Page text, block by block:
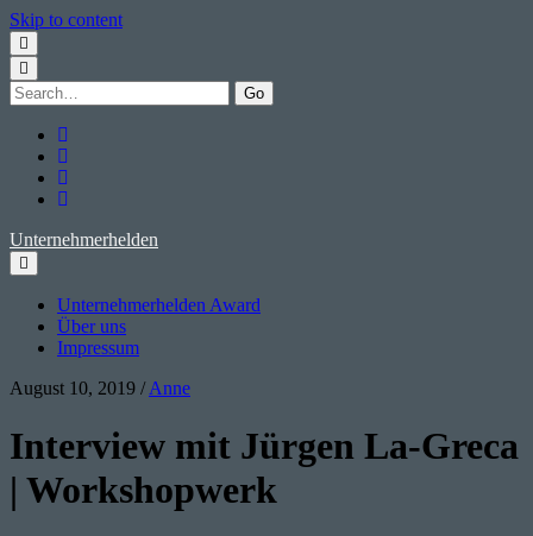
Skip to content
Search
for:
Unternehmerhelden
Unternehmerhelden Award
Über uns
Impressum
August 10, 2019 /Anne
Interview mit Jürgen La-Greca
| Workshopwerk